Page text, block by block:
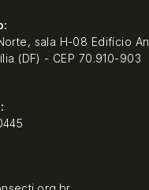
sala H-08 Edifício
(DF) - CEP 70.910-903